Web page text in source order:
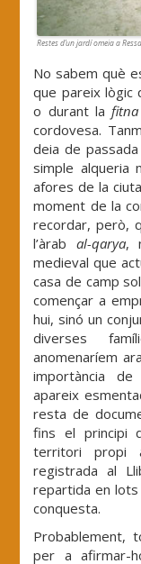
Restes d’un jardí omeia a
No sabem què
que pareix lògic
o durant la fitna
cordovesa.
deia de
simple alqueria
afores de la
moment de la
recordar, però,
l’àrab al-qarya,
medieval que
casa de camp
començar a
hui, sinó un
diverses
anomenaríem
importància
apareix
resta de
fins el principi
territori propi
registrada al
repartida en
conquesta.
Probablement,
per a afirmar-